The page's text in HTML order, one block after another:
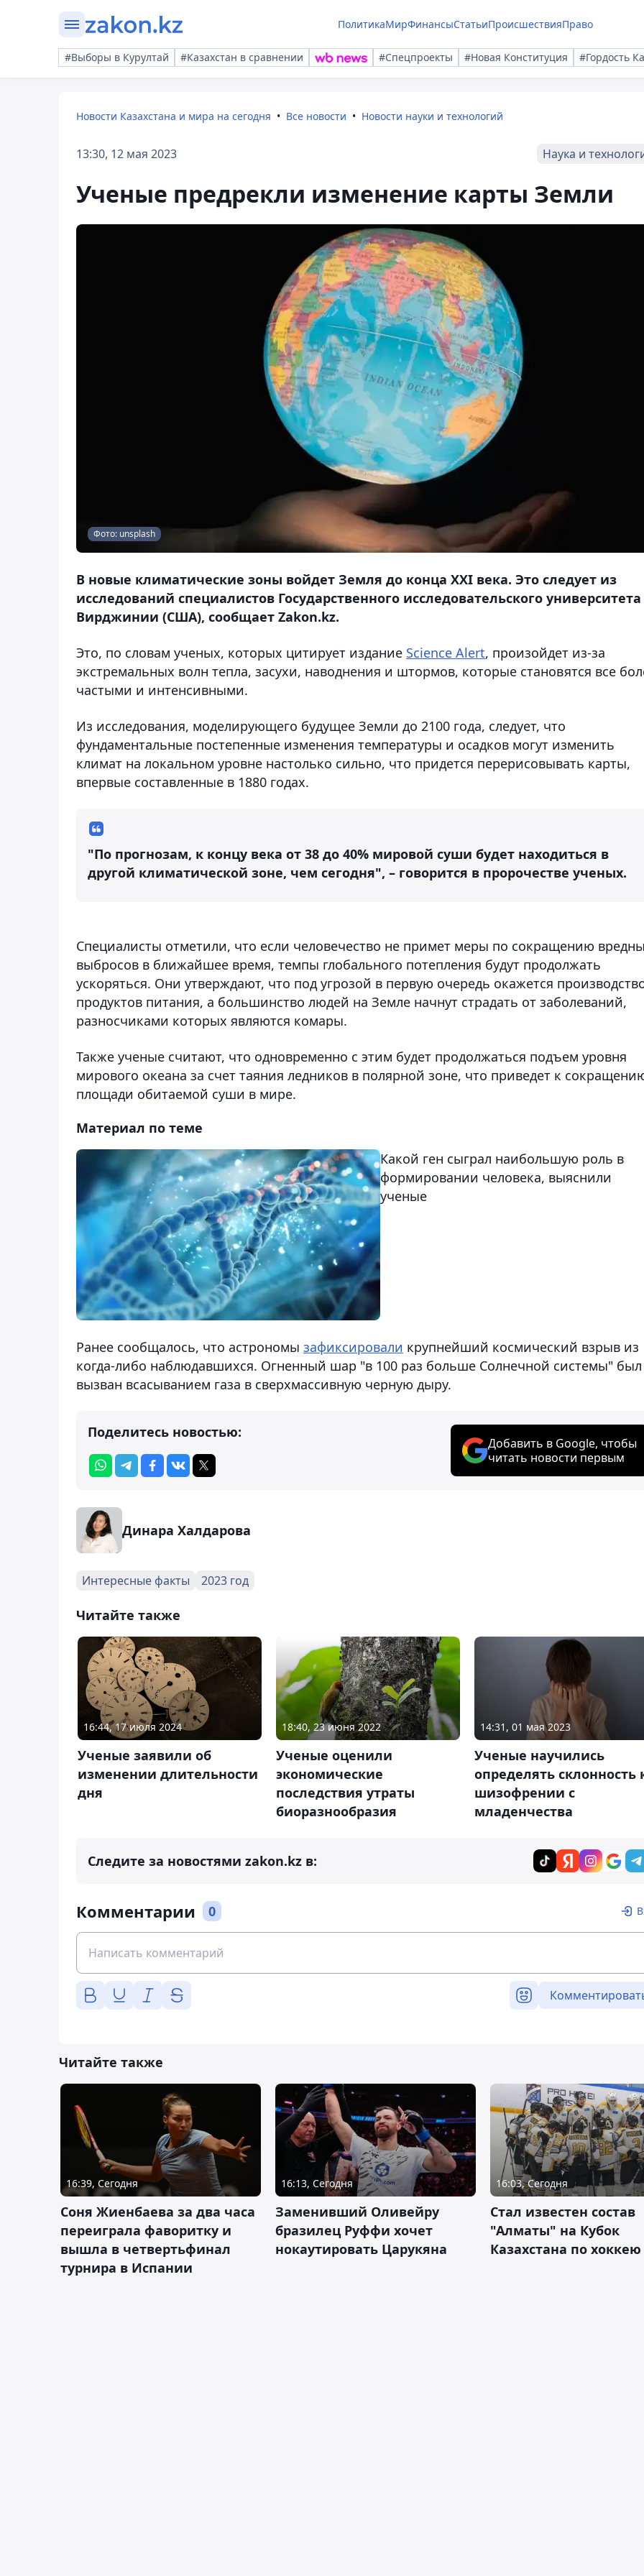
ПолитикаМирФинансыСтатьиПроисшествияПраво
#Выборы в Курултай #Казахстан в сравнении #Спецпроекты #Новая Конституция #Гордость
Новости Казахстана и мира на сегодня Все новости Новости науки и технологий
13:30, 12 мая 2023 Наука и
Ученые предрекли изменение карты Земли
Фото: unsplash
В новые климатические зоны войдет Земля до конца XXI века. Это следует из
исследований специалистов Государственного исследовательского университета
Вирджинии (США), сообщает Zakon.kz.
Это, по словам ученых, которых цитирует издание Science Аlert, произойдет из-за
экстремальных волн тепла, засухи, наводнения и штормов, которые становятся все
частыми и интенсивными.
Из исследования, моделирующего будущее Земли до 2100 года, следует, что
фундаментальные постепенные изменения температуры и осадков могут изменить
климат на локальном уровне настолько сильно, что придется перерисовывать карты,
впервые составленные в 1880 годах.
"По прогнозам, к концу века от 38 до 40% мировой суши будет находиться в
другой климатической зоне, чем сегодня", – говорится в пророчестве ученых.
Специалисты отметили, что если человечество не примет меры по сокращению
выбросов в ближайшее время, темпы глобального потепления будут продолжать
ускоряться. Они утверждают, что под угрозой в первую очередь окажется
продуктов питания, а большинство людей на Земле начнут страдать от заболеваний,
разносчиками которых являются комары.
Также ученые считают, что одновременно с этим будет продолжаться подъем уровня
мирового океана за счет таяния ледников в полярной зоне, что приведет к
площади обитаемой суши в мире.
Материал по теме
Какой ген сыграл наибольшую роль в
формировании человека, выяснили
ученые
Ранее сообщалось, что астрономы зафиксировали крупнейший космический взрыв из
когда-либо наблюдавшихся. Огненный шар "в 100 раз больше Солнечной системы" был
вызван всасыванием газа в сверхмассивную черную дыру.
Поделитесь новостью:
Добавить в Google, чтобы
читать новости первым
Динара Халдарова
Интересные факты 2023 год
Читайте также
16:44, 17 июля 2024
Ученые заявили об
изменении длительности
дня
18:40, 23 июня 2022
Ученые оценили
экономические
последствия утраты
биоразнообразия
14:31, 01 мая 2023
Ученые научились
определять склонность
шизофрении с
младенчества
Следите за новостями zakon.kz в:
Комментарии 0
Читайте также
16:39, Сегодня
Соня Жиенбаева за два часа
переиграла фаворитку и
вышла в четвертьфинал
турнира в Испании
16:13, Сегодня
Заменивший Оливейру
бразилец Руффи хочет
нокаутировать Царукяна
16:03, Сегодня
Стал известен состав
"Алматы" на Кубок
Казахстана по хоккею